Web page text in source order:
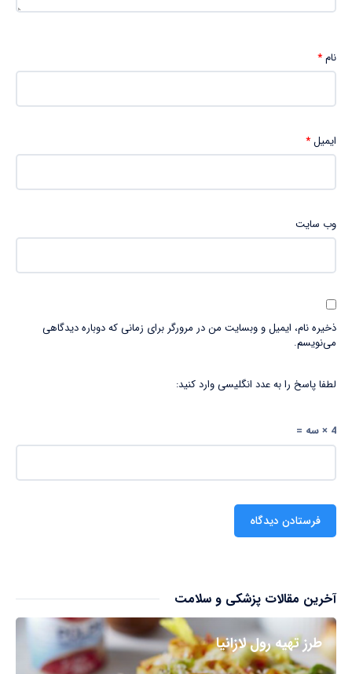
نام*
ایمیل*
وب‌ سایت
ذخیره نام، ایمیل و وبسایت من در مرورگر برای زمانی که دوباره دیدگاهی
می‌نویسم.
لطفا پاسخ را به عدد انگلیسی وارد کنید:
4 × سه =
آخرین مقالات پزشکی و سلامت
طرز تهیه رول لازانیا